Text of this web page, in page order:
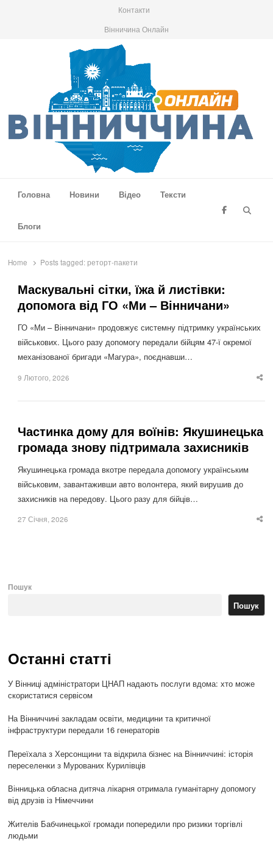
Контакти
Вінничина Онлайн
Головна
Новини Відео Тексти
Блоги
Home Posts tagged: реторт-пакети
Маскувальні сітки, їжа й листівки:
допомога від ГО «Ми – Вінничани»
ГО «Ми – Вінничани» продовжує системну підтримку українських
військових. Цього разу допомогу передали бійцям 47-ї окремої
механізованої бригади «Магура», поєднавши…
9 Лютого, 2026
Частинка дому для воїнів: Якушинецька
громада знову підтримала захисників
Якушинецька громада вкотре передала допомогу українським
військовим, завантаживши авто волонтера, який вирушив до
захисників на передову. Цього разу для бійців…
27 Січня, 2026
Пошук
Пошук
Останні статті
У Вінниці адміністратори ЦНАП надають послуги вдома: хто може
скористатися сервісом
На Вінниччині закладам освіти, медицини та критичної
інфраструктури передали 16 генераторів
Переїхала з Херсонщини та відкрила бізнес на Вінниччині: історія
переселенки з Мурованих Курилівців
Вінницька обласна дитяча лікарня отримала гуманітарну допомогу
від друзів із Німеччини
Жителів Бабчинецької громади попередили про ризики торгівлі
людьми